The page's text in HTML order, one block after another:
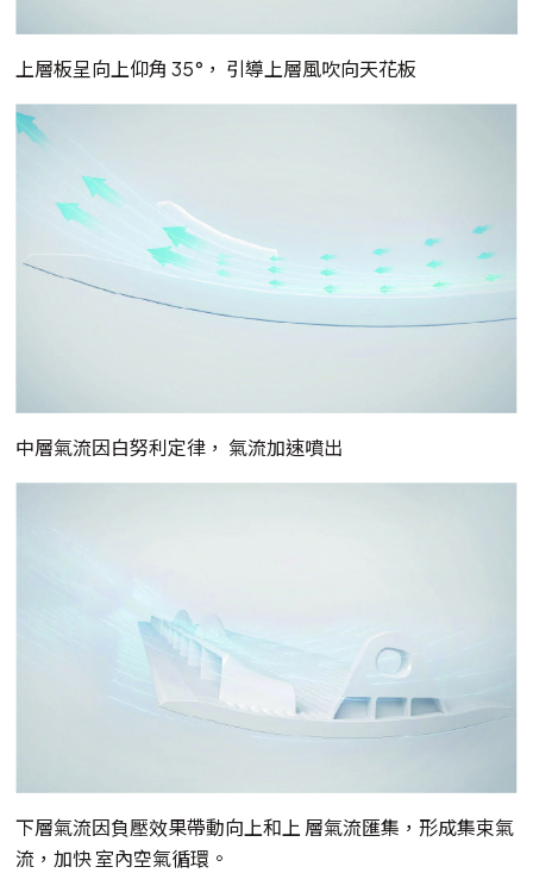
上層板呈向上仰角 35°， 引導上層風吹向天花板
中層氣流因白努利定律， 氣流加速噴出
下層氣流因負壓效果帶動向上和上 層氣流匯集，形成集束氣
流，加快 室內空氣循環。